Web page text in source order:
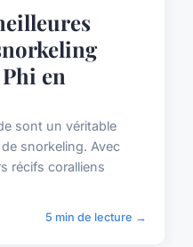
en
sont un véritable
snorkeling. Avec
récifs coralliens
5 min de lecture →